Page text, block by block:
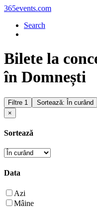
365events.com
Search
Bilete la
în Domnești
Filtre 1
Sortează: În curând
×
Sortează
Data
Azi
Mâine